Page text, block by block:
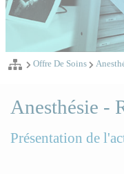
Offre De Soins
Anesthésie -
Présentation de